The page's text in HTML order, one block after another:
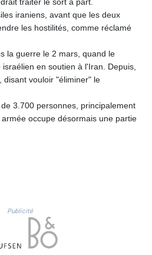
NOK 9.51237
NPR 152.232915
OMR 0.382792
PAB 0.999866
PEN 3.385039
PHP 60.705038
PKR 277.803701
traiter le sort à part.
iraniens, avant que les deux
les hostilités, comme réclamé
la guerre le 2 mars, quand le
en soutien à l'Iran. Depuis,
disant vouloir "éliminer" le
3.700 personnes, principalement
occupe désormais une partie
Publicité